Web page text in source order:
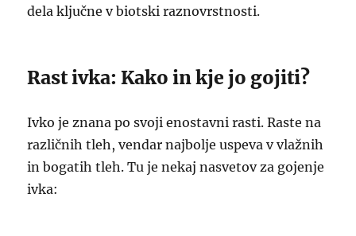
dela ključne v biotski raznovrstnosti.
Rast ivka: Kako in kje jo gojiti?
Ivko je znana po svoji enostavni rasti. Raste na
različnih tleh, vendar najbolje uspeva v vlažnih
in bogatih tleh. Tu je nekaj nasvetov za gojenje
ivka: